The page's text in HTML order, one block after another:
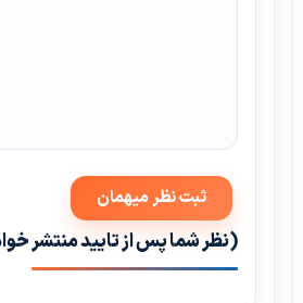
(نظر شما پس از تایید منتشر